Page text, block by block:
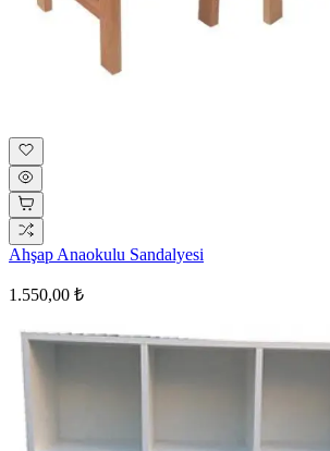
Ahşap Anaokulu Sandalyesi
1.550,00 ₺